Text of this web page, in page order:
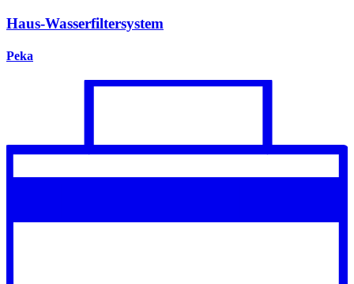
Haus-Wasserfiltersystem
Peka